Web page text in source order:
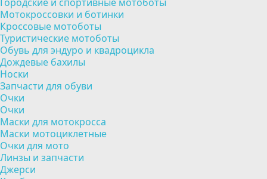
Мотокроссовки и ботинки
Кроссовые мотоботы
Туристические мотоботы
Обувь для эндуро и квадроцикла
Дождевые бахилы
Носки
Запчасти для обуви
Очки
Очки
Маски для мотокросса
Маски мотоциклетные
Очки для мото
Линзы и запчасти
Джерси